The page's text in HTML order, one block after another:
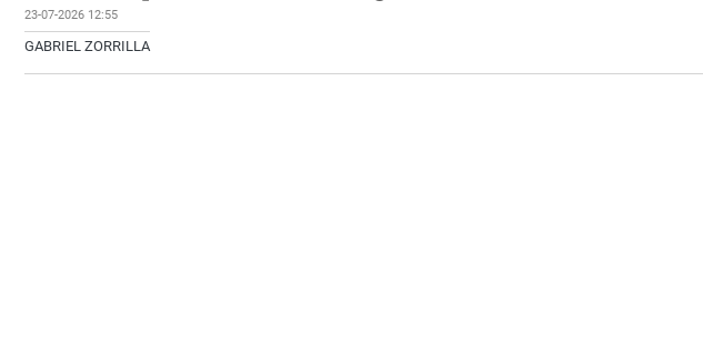
23-07-2026 12:55
GABRIEL ZORRILLA